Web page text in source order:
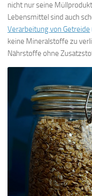
nicht nur seine
Lebensmittel sind auch
Verarbeitung von Getreide
keine Mineralstoffe zu
Nährstoffe ohne